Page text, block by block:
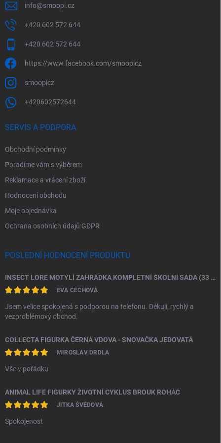
info@smoopi.cz
+420 602 572 644
+420 602 572 644
https://www.facebook.com/smoopicz
smoopicz
+420602572644
SERVIS A PODPORA
Obchodní podmínky
Poradíme vám s výběrem
Reklamace a vrácení zboží
Hodnocení obchodu
Moje objednávka
Ochrana osobních údajů GDPR
POSLEDNÍ HODNOCENÍ PRODUKTU
INSECT LORE MOTÝLÍ ZAHRÁDKA KOMPLETNÍ ŠKOLNÍ SADA (33 HOUSENEK)
EVA ČECHOVÁ
Jsem velice spokojená s podporou na telefonu. Děkuji, rychlý a
vezproblémový obchod.
COLLECTA FIGURKA ČERNÁ VDOVA - SNOVAČKA JEDOVATÁ
MIROSLAV DRDLA
Vše v pořádku
ANIMAL LIFE FIGURKY ŽIVOTNÍ CYKLUS BROUK ROHÁČ
JITKA ŠVÉDOVÁ
Spokojenost